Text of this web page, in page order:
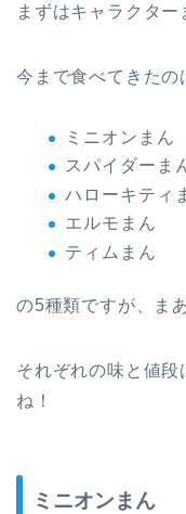
まずはキャラクター
今まで食べてきたの
ミニオンまん
スパイダーま
ハローキティ
エルモまん
ティムまん
の5種類ですが、ま
それぞれの味と値
ね！
ミニオンまん